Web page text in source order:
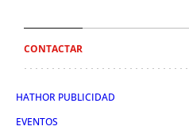
CONTACTAR
HATHOR PUBLICIDAD
EVENTOS